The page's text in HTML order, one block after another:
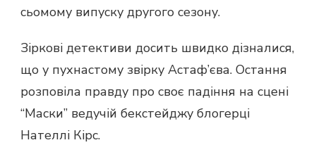
сьомому випуску другого сезону.
Зіркові детективи досить швидко дізналися,
що у пухнастому звірку Астаф’єва. Остання
розповіла правду про своє падіння на сцені
“Маски” ведучій бекстейджу блогерці
Нателлі Кірс.